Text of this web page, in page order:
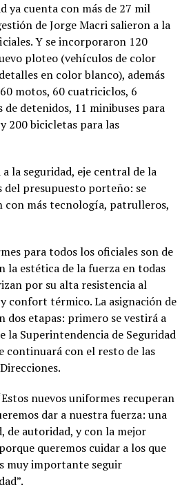
ya cuenta con más de 27 mil
de Jorge Macri salieron a la
Y se incorporaron 120
ploteo (vehículos de color
en color blanco), además
motos, 60 cuatriciclos, 6
de detenidos, 11 minibuses para
200 bicicletas para las
la seguridad, eje central de la
del presupuesto porteño: se
con más tecnología, patrulleros,
para todos los oficiales son de
la estética de la fuerza en todas
por su alta resistencia al
confort térmico. La asignación de
dos etapas: primero se vestirá a
la Superintendencia de Seguridad
continuará con el resto de las
nuevos uniformes recuperan
dar a nuestra fuerza: una
de autoridad, y con la mejor
queremos cuidar a los que
muy importante seguir